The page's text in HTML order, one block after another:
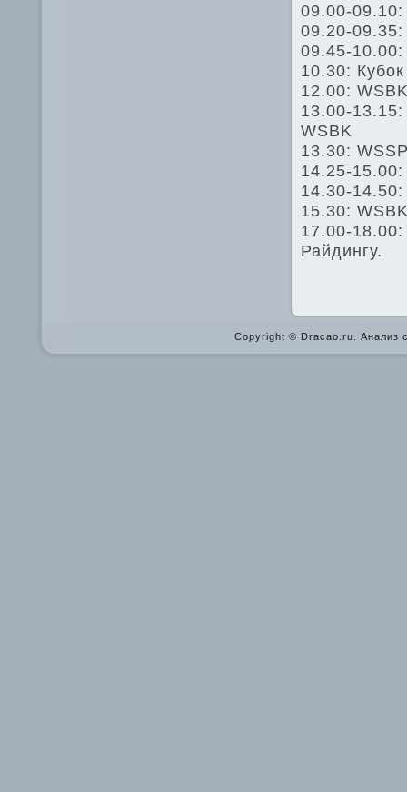
09.00-
09.20-
09.45-10.00:
10.30:
12.00:
13.00-
WSBK
13.30:
14.25-
14.30-
15.30:
17.00-
Райдингу.
Copyright © Dracao.ru. Анализ